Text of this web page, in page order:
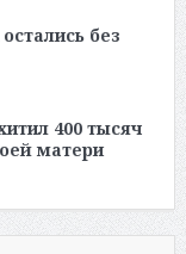
без
400 тысяч
матери